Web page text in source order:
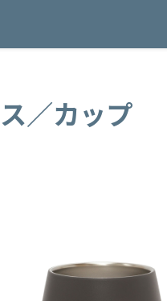
／カップ